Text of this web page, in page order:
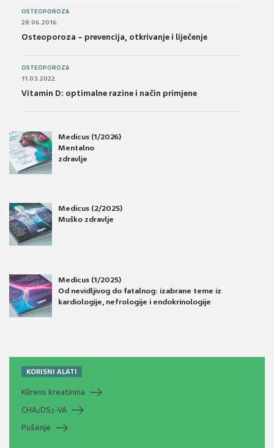
OSTEOPOROZA
28.06.2016.
Osteoporoza – prevencija, otkrivanje i liječenje
OSTEOPOROZA
11.03.2022.
Vitamin D: optimalne razine i način primjene
Medicus (1/2026)
Mentalno
zdravlje
Medicus (2/2025)
Muško zdravlje
Medicus (1/2025)
Od nevidljivog do fatalnog: izabrane teme iz
kardiologije, nefrologije i endokrinologije
KORISNI ALATI
Klirens kreatinina
CHA2DS2-VA
Pušenje